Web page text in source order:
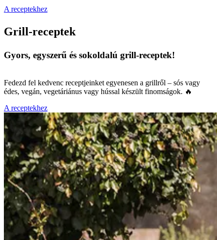
A receptekhez
Grill-receptek
Gyors, egyszerű és sokoldalú grill-receptek!
Fedezd fel kedvenc receptjeinket egyenesen a grillről – sós vagy
édes, vegán, vegetáriánus vagy hússal készült finomságok. 🔥
A receptekhez